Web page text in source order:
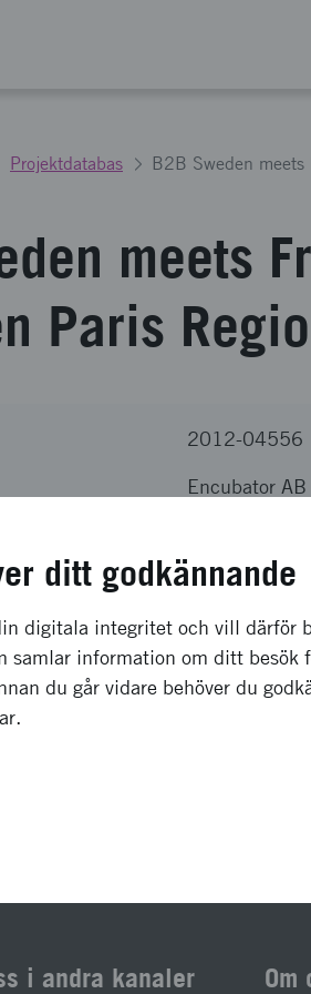
Projektdatabas B2B Sweden meets
meets
Paris
2012-04556
Encubator AB
december
Avslutat
i andra kanaler Om
ditt godkännande
digitala integritet och vill därför
samlar information om ditt besök
du går vidare behöver du